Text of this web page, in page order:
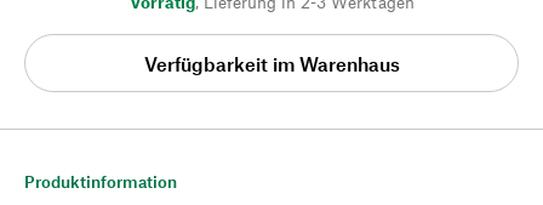
Verfügbarkeit im Warenhaus
Produktinformation